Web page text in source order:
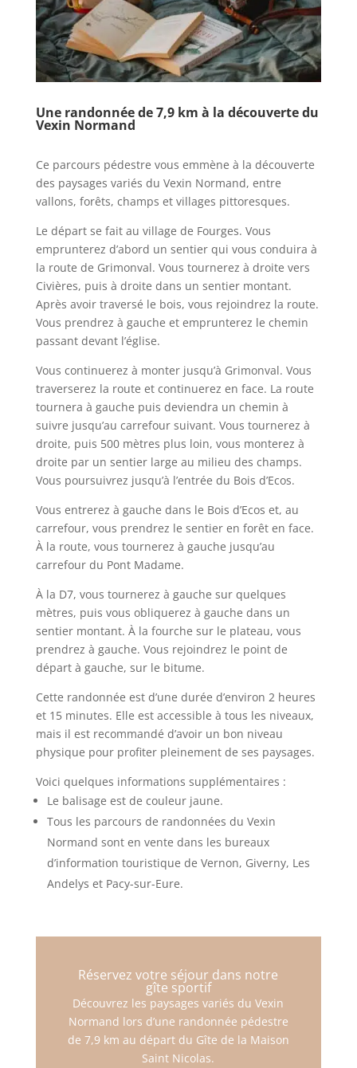
Une randonnée de 7,9 km à la découverte du
Vexin Normand
Ce parcours pédestre vous emmène à la découverte
des paysages variés du Vexin Normand, entre
vallons, forêts, champs et villages pittoresques.
Le départ se fait au village de Fourges. Vous
emprunterez d’abord un sentier qui vous conduira à
la route de Grimonval. Vous tournerez à droite vers
Civières, puis à droite dans un sentier montant.
Après avoir traversé le bois, vous rejoindrez la route.
Vous prendrez à gauche et emprunterez le chemin
passant devant l’église.
Vous continuerez à monter jusqu’à Grimonval. Vous
traverserez la route et continuerez en face. La route
tournera à gauche puis deviendra un chemin à
suivre jusqu’au carrefour suivant. Vous tournerez à
droite, puis 500 mètres plus loin, vous monterez à
droite par un sentier large au milieu des champs.
Vous poursuivrez jusqu’à l’entrée du Bois d’Ecos.
Vous entrerez à gauche dans le Bois d’Ecos et, au
carrefour, vous prendrez le sentier en forêt en face.
À la route, vous tournerez à gauche jusqu’au
carrefour du Pont Madame.
À la D7, vous tournerez à gauche sur quelques
mètres, puis vous obliquerez à gauche dans un
sentier montant. À la fourche sur le plateau, vous
prendrez à gauche. Vous rejoindrez le point de
départ à gauche, sur le bitume.
Cette randonnée est d’une durée d’environ 2 heures
et 15 minutes. Elle est accessible à tous les niveaux,
mais il est recommandé d’avoir un bon niveau
physique pour profiter pleinement de ses paysages.
Voici quelques informations supplémentaires :
Le balisage est de couleur jaune.
Tous les parcours de randonnées du Vexin
Normand sont en vente dans les bureaux
d’information touristique de Vernon, Giverny, Les
Andelys et Pacy-sur-Eure.
Réservez votre séjour dans notre
gîte sportif
Découvrez les paysages variés du Vexin
Normand lors d’une randonnée pédestre
de 7,9 km au départ du Gîte de la Maison
Saint Nicolas.